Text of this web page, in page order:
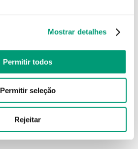
Mostrar detalhes
Permitir todos
Permitir seleção
Rejeitar